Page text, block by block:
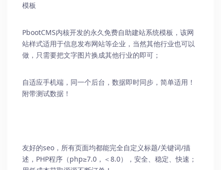
模板
PbootCMS内核开发的永久免费自助建站系统模板，该网
站样式适用于信息发布网站等企业，当然其他行业也可以
做，只需要把文字图片换成其他行业的即可；
自适应手机端，同一个后台，数据即时同步，简单适用！
附带测试数据！
友好的seo，所有页面均都能完全自定义标题/关键词/描
述，PHP程序（php≥7.0，＜8.0），安全、稳定、快速；